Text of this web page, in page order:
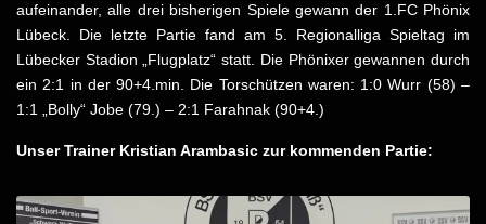
aufeinander, alle drei bisherigen Spiele gewann der 1.FC Phönix
Lübeck. Die letzte Partie fand am 5. Regionalliga Spieltag im
Lübecker Stadion „Flugplatz“ statt. Die Phönixer gewannen durch
ein 2:1 in der 90+4.min. Die Torschützen waren: 1:0 Wurr (58) –
1:1 „Bolly“ Jobe (79.) – 2:1 Farahnak (90+4.)
Unser Trainer Kristian Arambasic zur kommenden Partie: